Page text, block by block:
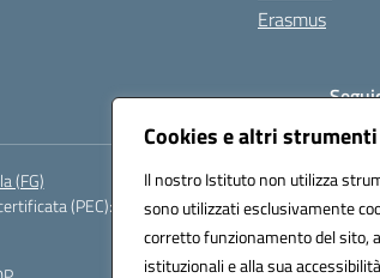
Cookies e altri
Il nostro Istituto non utilizza
sono utilizzati esclusivamente
corretto funzionamento del sito,
istituzionali e alla sua
Erasmus
(FG)
(PEC):
fgtd02000p@pec.istruzione.it